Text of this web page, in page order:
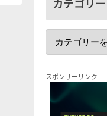
カテゴリー
スポンサーリンク